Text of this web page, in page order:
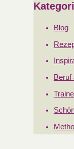
Blog
Beruf